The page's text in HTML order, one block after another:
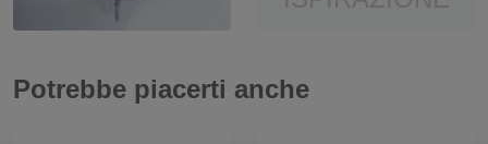
Potrebbe piacerti anche